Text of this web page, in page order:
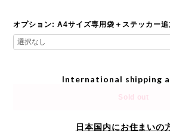
オプション: A4サイズ専用袋＋ステッカー追
International shipping
Sold out
日本国内にお住まいの